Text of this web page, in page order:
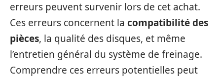
erreurs peuvent survenir lors de cet achat.
Ces erreurs concernent la compatibilité des
pièces, la qualité des disques, et même
l’entretien général du système de freinage.
Comprendre ces erreurs potentielles peut